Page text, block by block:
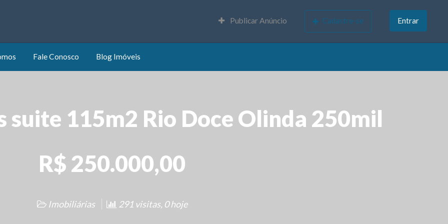
Publicar Anúncio Cadastre-se Entrar
Fale Conosco Blog Imóveis
suite 115m2 Rio Doce Olinda 250mil
R$ 250.000,00
Imobiliárias 291 visitas, 0 hoje